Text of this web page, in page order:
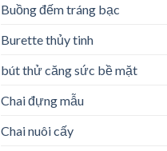
Buồng đếm tráng bạc
Burette thủy tinh
bút thử căng sức bề mặt
Chai đựng mẫu
Chai nuôi cấy